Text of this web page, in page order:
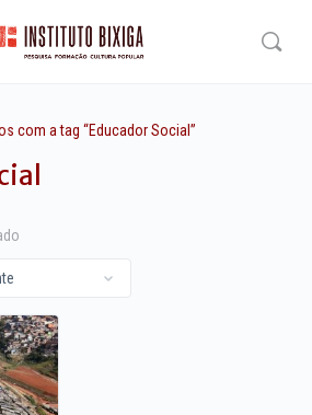
com a tag “Educador Social”